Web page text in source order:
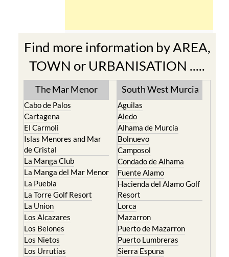
Find more information by AREA,
TOWN or URBANISATION .....
The Mar Menor
Cabo de Palos
Cartagena
El Carmoli
Islas Menores and Mar
de Cristal
La Manga Club
La Manga del Mar Menor
La Puebla
South West Murcia
Aguilas
Aledo
Alhama de Murcia
Bolnuevo
Camposol
Condado de Alhama
Fuente Alamo
Hacienda del Alamo Golf